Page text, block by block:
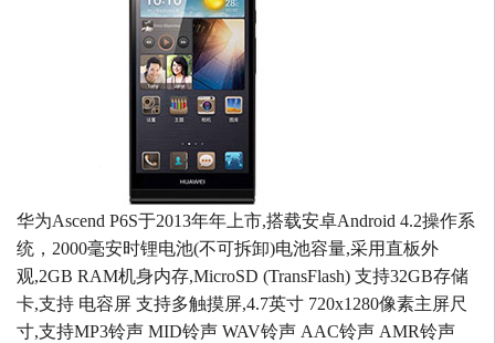
华为Ascend P6S于2013年年上市,搭载安卓Android 4.2操作系
统，2000毫安时锂电池(不可拆卸)电池容量,采用直板外
观,2GB RAM机身内存,MicroSD (TransFlash) 支持32GB存储
卡,支持 电容屏 支持多触摸屏,4.7英寸 720x1280像素主屏尺
寸,支持MP3铃声 MID铃声 WAV铃声 AAC铃声 AMR铃声